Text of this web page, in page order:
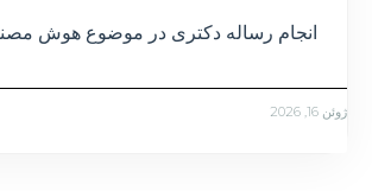
انجام رساله دکتری در موضوع هوش
ژوئن 16, 2026